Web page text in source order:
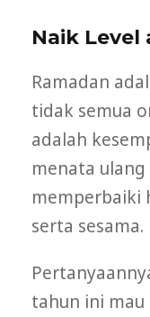
Naik Level
Ramadan
tidak semua
adalah
menata
memperbaiki
serta sesama.
tahun ini